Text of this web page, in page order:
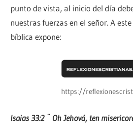
punto de vista, al inicio del día
nuestras fuerzas en el señor. A
bíblica expone:
https://
Isaias 33:2 ¨ Oh Jehová, ten